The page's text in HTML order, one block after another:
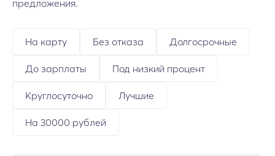
предложения.
На карту Без отказа Долгосрочные
До зарплаты Под низкий процент
Круглосуточно Лучшие
На 30000 рублей